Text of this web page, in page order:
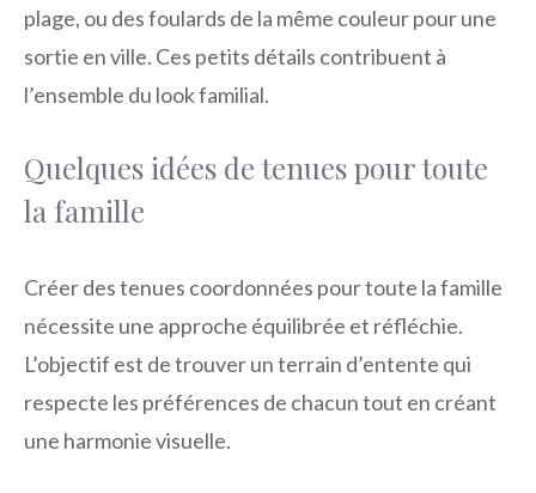
plage, ou des foulards de la même couleur pour une
sortie en ville. Ces petits détails contribuent à
l’ensemble du look familial.
Quelques idées de tenues pour toute
la famille
Créer des tenues coordonnées pour toute la famille
nécessite une approche équilibrée et réfléchie.
L’objectif est de trouver un terrain d’entente qui
respecte les préférences de chacun tout en créant
une harmonie visuelle.